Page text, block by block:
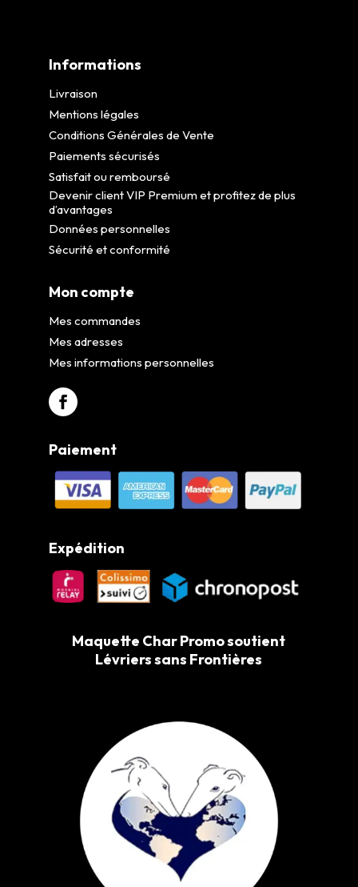
Informations
Livraison
Mentions légales
Conditions Générales de Vente
Paiements sécurisés
Satisfait ou remboursé
Devenir client VIP Premium et profitez de plus
d’avantages
Données personnelles
Sécurité et conformité
Mon compte
Mes commandes
Mes adresses
Mes informations personnelles
Paiement
Expédition
Maquette Char Promo soutient
Lévriers sans Frontières